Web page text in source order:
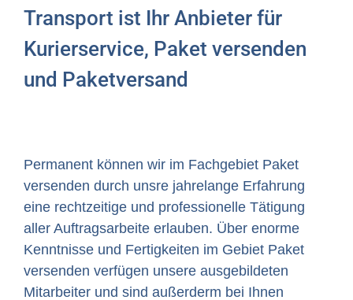
Transport ist Ihr Anbieter für
Kurierservice, Paket versenden
und Paketversand
Permanent können wir im Fachgebiet Paket
versenden durch unsre jahrelange Erfahrung
eine rechtzeitige und professionelle Tätigung
aller Auftragsarbeite erlauben. Über enorme
Kenntnisse und Fertigkeiten im Gebiet Paket
versenden verfügen unsere ausgebildeten
Mitarbeiter und sind außerderm bei Ihnen